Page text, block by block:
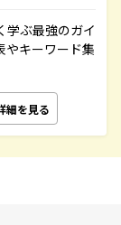
学ぶ最強のガイ
やキーワード集
細を見る